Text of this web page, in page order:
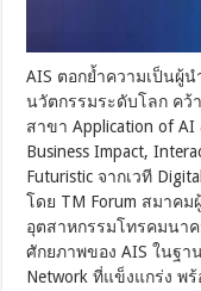
TM
Forum
เนื่อง
เป็น
ปี
ที่
3
ตอกย้ำ
ความ
AIS ตอกย้ำความเป็นผู้
นวัตกรรมระดับโลก คว้
สาขา Application of AI
Business Impact,
Futuristic จากเวที
โดย TM Forum สมาค
อุตสาหกรรมโทรคมนา
ศักยภาพของ AIS ในฐ
Network ที่แข็งแกร่ง พ